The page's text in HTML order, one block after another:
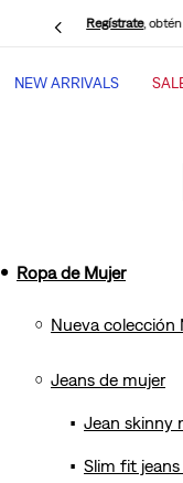
Regístrate,
NEW ARRIVALS
Ropa de Mujer
Nueva colección
Jeans de mujer
Jean skinny
Slim fit